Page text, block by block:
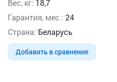
Вес, кг: 18,7
Гарантия, мес.: 24
Страна: Беларусь
Добавить в сравнение